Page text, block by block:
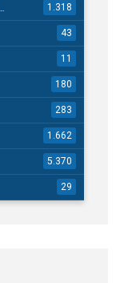
1.318
43
11
180
283
1.662
5.370
29